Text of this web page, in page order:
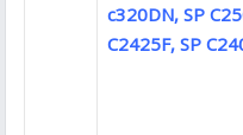
c320DN, SP
C2425F, SP